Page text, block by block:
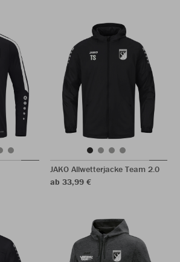
JAKO Allwetterjacke Team 2.0
ab 33,99 €